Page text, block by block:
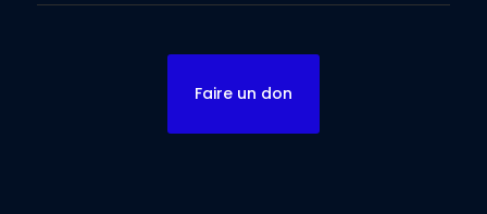
Faire un don